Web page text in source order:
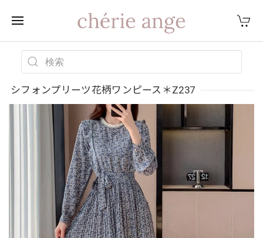
シフォンプリーツ花柄ワンピース＊Z237